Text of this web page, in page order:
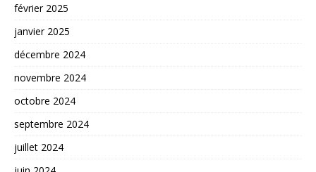
février 2025
janvier 2025
décembre 2024
novembre 2024
octobre 2024
septembre 2024
juillet 2024